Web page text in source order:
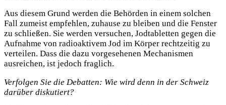
Aus diesem Grund werden die Behörden in einem solchen
Fall zumeist empfehlen, zuhause zu bleiben und die Fenster
zu schließen. Sie werden versuchen, Jodtabletten gegen die
Aufnahme von radioaktivem Jod im Körper rechtzeitig zu
verteilen. Dass die dazu vorgesehenen Mechanismen
ausreichen, ist jedoch fraglich.
Verfolgen Sie die Debatten: Wie wird denn in der Schweiz
darüber diskutiert?